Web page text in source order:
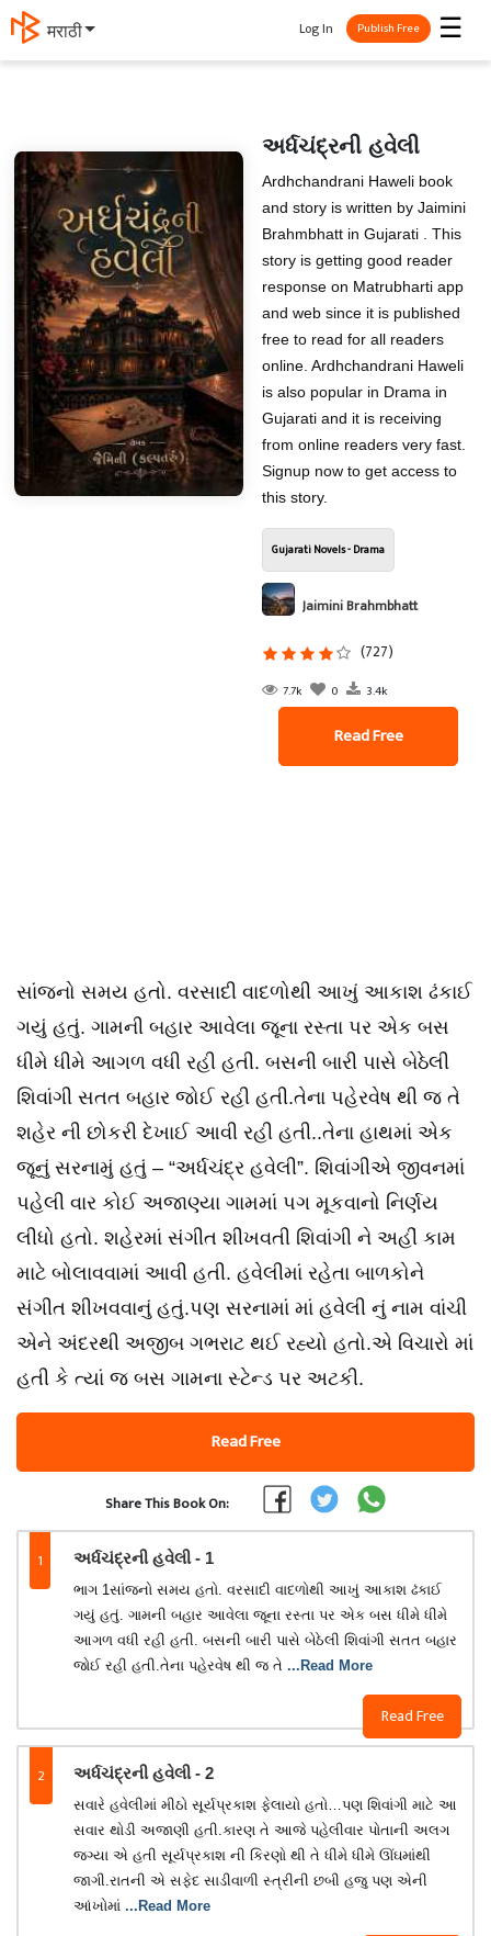
தமிழ் ☰
Log In Publish Free
અર્ધચંદ્રની હવેલી
Ardhchandrani Haweli book
and story is written by Jaimini
Brahmbhatt in Gujarati . This
story is getting good reader
response on Matrubharti app
and web since it is published
free to read for all readers
online. Ardhchandrani Haweli
is also popular in Drama in
Gujarati and it is receiving
from online readers very fast.
Signup now to get access to
this story.
Gujarati Novels - Drama
Jaimini Brahmbhatt
(727)
7.7k 0 3.4k
Read Free
સાંજનો સમય હતો. વરસાદી વાદળોથી આખું આકાશ ઢંકાઈ
ગયું હતું. ગામની બહાર આવેલા જૂના રસ્તા પર એક બસ
ધીમે ધીમે આગળ વધી રહી હતી. બસની બારી પાસે બેઠેલી
શિવાંગી સતત બહાર જોઈ રહી હતી.તેના પહેરવેષ થી જ તે
શહેર ની છોકરી દેખાઈ આવી રહી હતી..તેના હાથમાં એક
જૂનું સરનામું હતું – “અર્ધચંદ્ર હવેલી”. શિવાંગીએ જીવનમાં
પહેલી વાર કોઈ અજાણ્યા ગામમાં પગ મૂકવાનો નિર્ણય
લીધો હતો. શહેરમાં સંગીત શીખવતી શિવાંગી ને અહીં કામ
માટે બોલાવવામાં આવી હતી. હવેલીમાં રહેતા બાળકોને
સંગીત શીખવવાનું હતું.પણ સરનામાં માં હવેલી નું નામ વાંચી
એને અંદરથી અજીબ ગભરાટ થઈ રહ્યો હતો.એ વિચારો માં
હતી કે ત્યાં જ બસ ગામના સ્ટેન્ડ પર અટકી.
Read Free
Share This Book On:
1 અર્ધચંદ્રની હવેલી - 1
Read Free
ભાગ 1સાંજનો સમય હતો. વરસાદી વાદળોથી આખું આકાશ ઢંકાઈ
ગયું હતું. ગામની બહાર આવેલા જૂના રસ્તા પર એક બસ ધીમે ધીમે
આગળ વધી રહી હતી. બસની બારી પાસે બેઠેલી શિવાંગી સતત બહાર
જોઈ રહી હતી.તેના પહેરવેષ થી જ તે ...Read More
2 અર્ધચંદ્રની હવેલી - 2
સવારે હવેલીમાં મીઠો સૂર્યપ્રકાશ ફેલાયો હતો…પણ શિવાંગી માટે આ
સવાર થોડી અજાણી હતી.કારણ તે આજે પહેલીવાર પોતાની અલગ
જગ્યા એ હતી સૂર્યપ્રકાશ ની કિરણો થી તે ધીમે ધીમે ઊંઘમાંથી
જાગી.રાતની એ સફેદ સાડીવાળી સ્ત્રીની છબી હજુ પણ એની
આંખોમાં ...Read More